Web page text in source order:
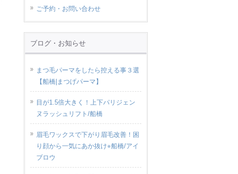
ご予約・お問い合わせ
ブログ・お知らせ
まつ毛パーマをしたら控える事３選
【船橋|まつげパーマ】
目が1.5倍大きく！上下パリジェン
ヌラッシュリフト/船橋
眉毛ワックスで下がり眉毛改善！困
り顔から一気にあか抜け⭐︎船橋/アイ
ブロウ